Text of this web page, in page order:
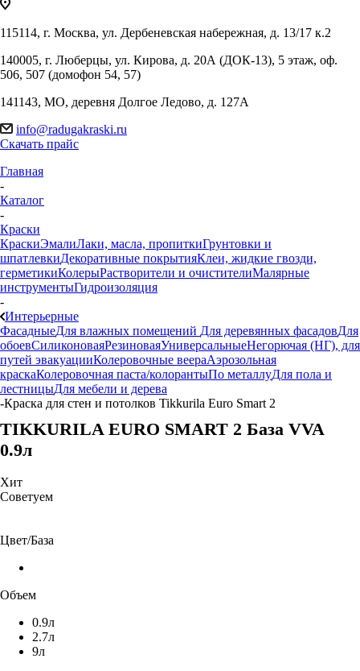
115114, г. Москва, ул. Дербеневская набережная, д. 13/17 к.2
140005, г. Люберцы, ул. Кирова, д. 20А (ДОК-13), 5 этаж, оф.
506, 507 (домофон 54, 57)
141143, МО, деревня Долгое Ледово, д. 127А
info@radugakraski.ru
Скачать прайс
Главная
-
Каталог
-
Краски
КраскиЭмалиЛаки, масла, пропиткиГрунтовки и
шпатлевкиДекоративные покрытияКлеи, жидкие гвозди,
герметикиКолерыРастворители и очистителиМалярные
инструментыГидроизоляция
-
Интерьерные
ФасадныеДля влажных помещений Для деревянных фасадовДля
обоевСиликоноваяРезиноваяУниверсальныеНегорючая (НГ), для
путей эвакуацииКолеровочные веераАэрозольная
краскаКолеровочная паста/колорантыПо металлуДля пола и
лестницыДля мебели и дерева
-Краска для стен и потолков Tikkurila Euro Smart 2
TIKKURILA EURO SMART 2 База VVA
0.9л
Хит
Советуем
Цвет/База
Объем
0.9л
2.7л
9л